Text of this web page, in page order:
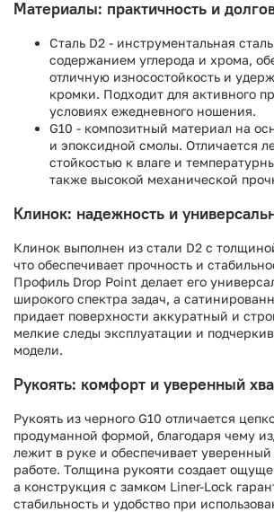
Материалы: практичность и
Сталь D2 - инструментальная
содержанием углерода и хрома,
отличную износостойкость и
кромки. Подходит для активного
условиях ежедневного ношения.
G10 - композитный материал на
и эпоксидной смолы. Отличается
стойкостью к влаге и
также высокой механической
Клинок: надежность и
Клинок выполнен из стали D2 с
что обеспечивает прочность и
Профиль Drop Point делает его
широкого спектра задач, а
придает поверхности аккуратный и
мелкие следы эксплуатации и
модели.
Рукоять: комфорт и уверенный
Рукоять из черного G10 отличается
продуманной формой, благодаря чему
лежит в руке и обеспечивает
работе. Толщина рукояти создает
а конструкция с замком Liner-Lock
стабильность и удобство при